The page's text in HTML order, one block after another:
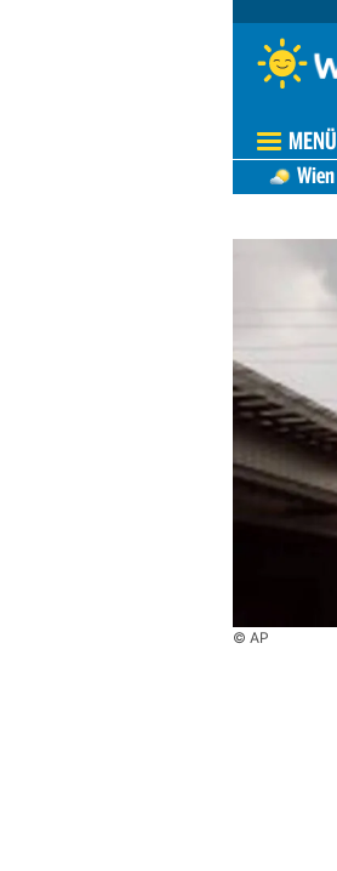
MENÜ
Wien
© AP